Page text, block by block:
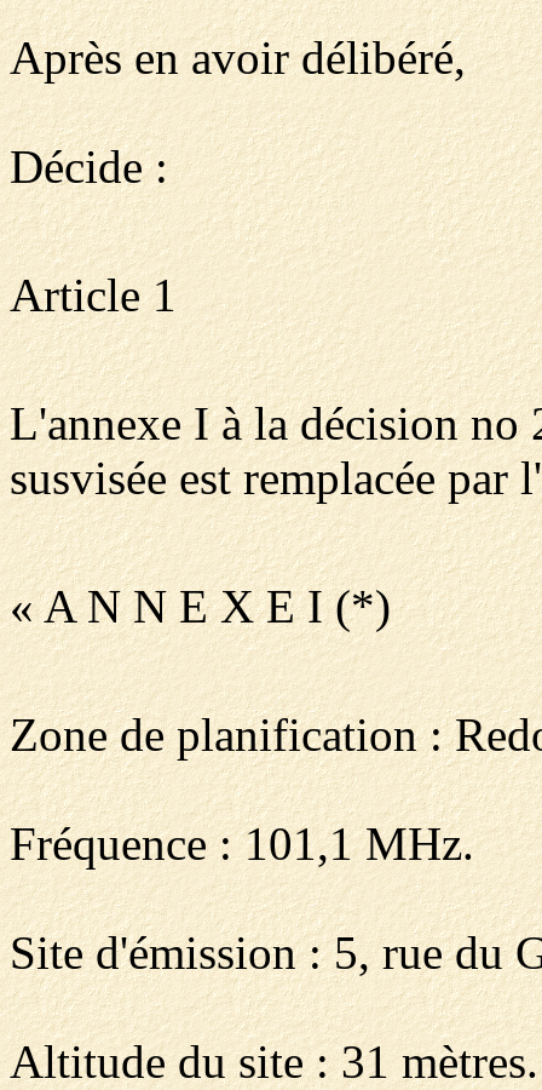
Après en avoir délibéré,
Décide :
Article 1
L'annexe I à la décision no
susvisée est remplacée par
« A N N E X E I (*)
Zone de planification :
Fréquence : 101,1 MHz.
Site d'émission : 5, rue du
Altitude du site : 31 mètres.